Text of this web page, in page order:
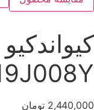
2,440,000 تومان